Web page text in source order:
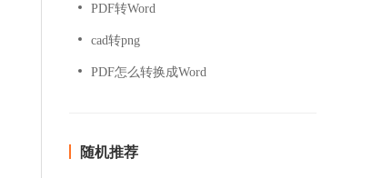
PDF转Word
cad转png
PDF怎么转换成Word
随机推荐